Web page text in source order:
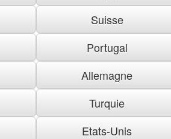
Suisse
Portugal
Allemagne
Turquie
Etats-Unis